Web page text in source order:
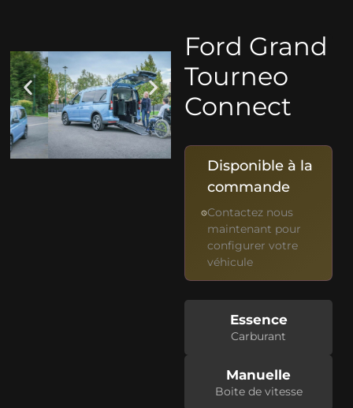
Ford Grand
Tourneo
Connect
Disponible à la
commande
Contactez nous
maintenant pour
configurer votre
véhicule
Essence
Carburant
Manuelle
Boite de vitesse